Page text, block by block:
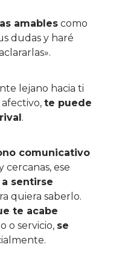
amables como
dudas y haré
lejano hacia ti
te puede
.
comunicativo
cercanas, ese
sentirse
quiera saberlo.
te acabe
o servicio, se